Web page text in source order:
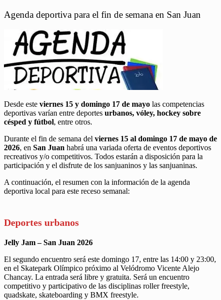
Agenda deportiva para el fin de semana en San Juan
Desde este viernes 15 y domingo 17 de mayo las competencias
deportivas varían entre deportes urbanos, vóley, hockey sobre
césped y fútbol, entre otros.
Durante el fin de semana del viernes 15 al domingo 17 de mayo de
2026, en San Juan habrá una variada oferta de eventos deportivos
recreativos y/o competitivos. Todos estarán a disposición para la
participación y el disfrute de los sanjuaninos y las sanjuaninas.
A continuación, el resumen con la información de la agenda
deportiva local para este receso semanal:
Deportes urbanos
Jelly Jam – San Juan 2026
El segundo encuentro será este domingo 17, entre las 14:00 y 23:00,
en el Skatepark Olímpico próximo al Velódromo Vicente Alejo
Chancay. La entrada será libre y gratuita. Será un encuentro
competitivo y participativo de las disciplinas roller freestyle,
quadskate, skateboarding y BMX freestyle.